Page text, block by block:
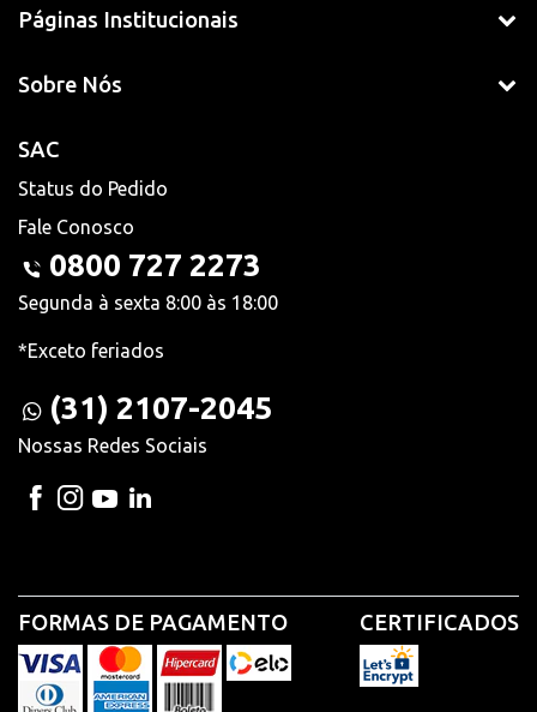
Páginas Institucionais
Sobre Nós
SAC
Status do Pedido
Fale Conosco
0800 727 2273
Segunda à sexta 8:00 às 18:00
*Exceto feriados
(31) 2107-2045
Nossas Redes Sociais
FORMAS DE PAGAMENTO CERTIFICADOS